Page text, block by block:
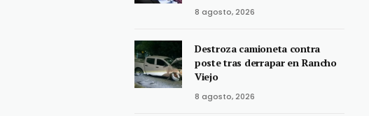
8 agosto, 2026
Destroza camioneta contra
poste tras derrapar en Rancho
Viejo
8 agosto, 2026